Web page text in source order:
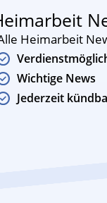
Heimarbeit
Wichtige News
Jederzeit